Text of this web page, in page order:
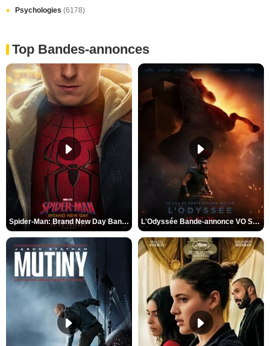
Psychologies (6178)
Top Bandes-annonces
Spider-Man: Brand New Day Bande-annonce VO STFR L'Odyssée Bande-annonce VO STFR